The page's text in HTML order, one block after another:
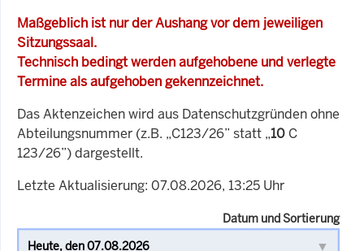
Maßgeblich ist nur der Aushang vor dem jeweiligen
Sitzungssaal.
Technisch bedingt werden aufgehobene und verlegte
Termine als aufgehoben gekennzeichnet.
Das Aktenzeichen wird aus Datenschutzgründen ohne
Abteilungsnummer (z.B. „C123/26” statt „10 C
123/26”) dargestellt.
Letzte Aktualisierung: 07.08.2026, 13:25 Uhr
Datum und Sortierung